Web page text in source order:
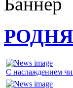
РОДНЯ
С наслаждением